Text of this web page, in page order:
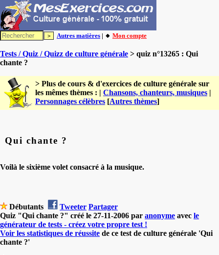
Autres matières | 🔸 Mon compte
Tests / Quiz / Quizz de culture générale > quiz n°13265 : Qui
chante ?
> Plus de cours & d'exercices de culture générale sur
les mêmes thèmes : | Chansons, chanteurs, musiques |
Personnages célèbres [Autres thèmes]
Qui chante ?
Voilà le sixième volet consacré à la musique.
Débutants Tweeter Partager
Quiz "Qui chante ?" créé le 27-11-2006 par anonyme avec le
générateur de tests - créez votre propre test !
Voir les statistiques de réussite de ce test de culture générale 'Qui
chante ?'